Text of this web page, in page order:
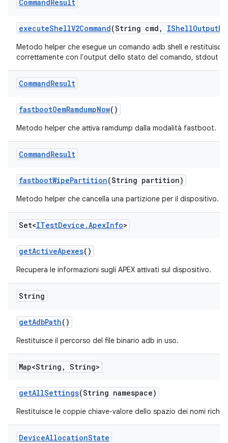
CommandResult
executeShellV2Command(String cmd , IShellOutput
Metodo helper che esegue un comando adb shell e
correttamente con l'output dello stato del comando, stdout e
CommandResult
fastbootOemRamdumpNow()
Metodo helper che attiva ramdump dalla modalità fastboot.
CommandResult
fastbootWipePartition(String partition)
Metodo helper che cancella una partizione per il dispositivo.
Set<ITestDevice .ApexInfo>
getActiveApexes()
Recupera le informazioni sugli APEX attivati sul dispositivo.
String
getAdbPath()
Restituisce il percorso del file binario adb in uso.
Map<String , String>
getAllSettings(String namespace)
Restituisce le coppie chiave-valore dello spazio dei nomi
DeviceAllocationState